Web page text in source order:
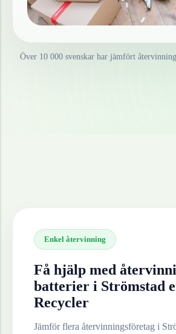
Över 10 000 svenskar har jämfört
Enkel återvinning
Få hjälp med
batterier i Strömstad
Recycler
Jämför flera återvinningsföretag i